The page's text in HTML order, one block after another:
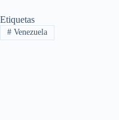
Etiquetas
#Venezuela